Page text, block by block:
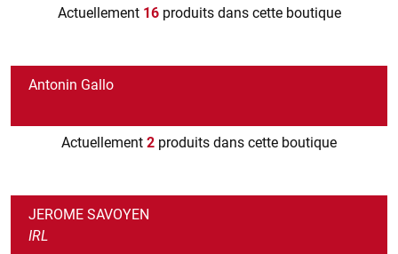
Actuellement 16produits dans cette boutique
Antonin Gallo
Actuellement 2 produits dans cette boutique
JEROME SAVOYEN
IRL